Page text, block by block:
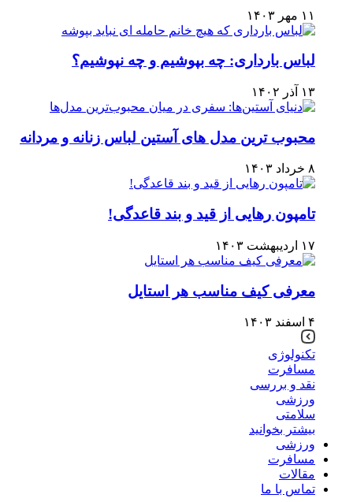
۱۱ مهر ۱۴۰۳
لباس بارداری: چه بپوشیم و چه نپوشیم؟
۱۳ آذر ۱۴۰۲
محبوب ترین مدل های آستین لباس زنانه و مردانه
۸ خرداد ۱۴۰۳
تامپون رهایی از قید و بند قاعدگی!
۱۷ اردیبهشت ۱۴۰۳
معرفی کیف مناسب هر استایل
۴ اسفند ۱۴۰۳
تکنولوژی
مسافرت
نقد و بررسی
ورزشی
سلامتی
بیشتر بخوانید
ورزشی
مسافرت
مقالات
تماس با ما